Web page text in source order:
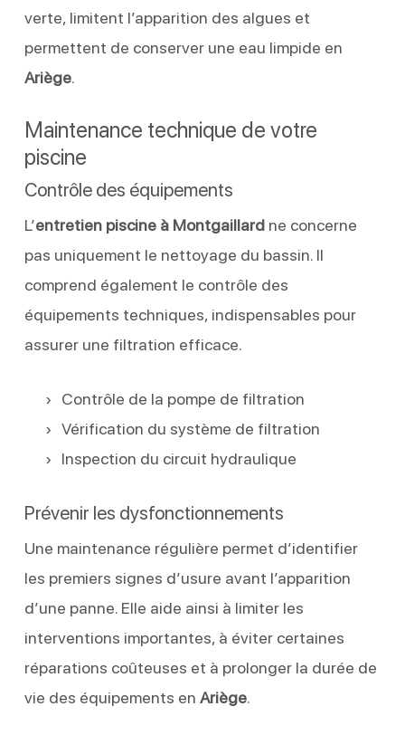
verte, limitent l’apparition des algues et
permettent de conserver une eau limpide en
Ariège.
Maintenance technique de votre
piscine
Contrôle des équipements
L’entretien piscine à Montgaillardne concerne
pas uniquement le nettoyage du bassin. Il
comprend également le contrôle des
équipements techniques, indispensables pour
assurer une filtration efficace.
Contrôle de la pompe de filtration
Vérification du système de filtration
Inspection du circuit hydraulique
Prévenir les dysfonctionnements
Une maintenance régulière permet d’identifier
les premiers signes d’usure avant l’apparition
d’une panne. Elle aide ainsi à limiter les
interventions importantes, à éviter certaines
réparations coûteuses et à prolonger la durée de
vie des équipements en Ariège.